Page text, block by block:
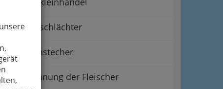
Geflügelschlächter
Kleinviehstecher
Landesinnung der Fleischer